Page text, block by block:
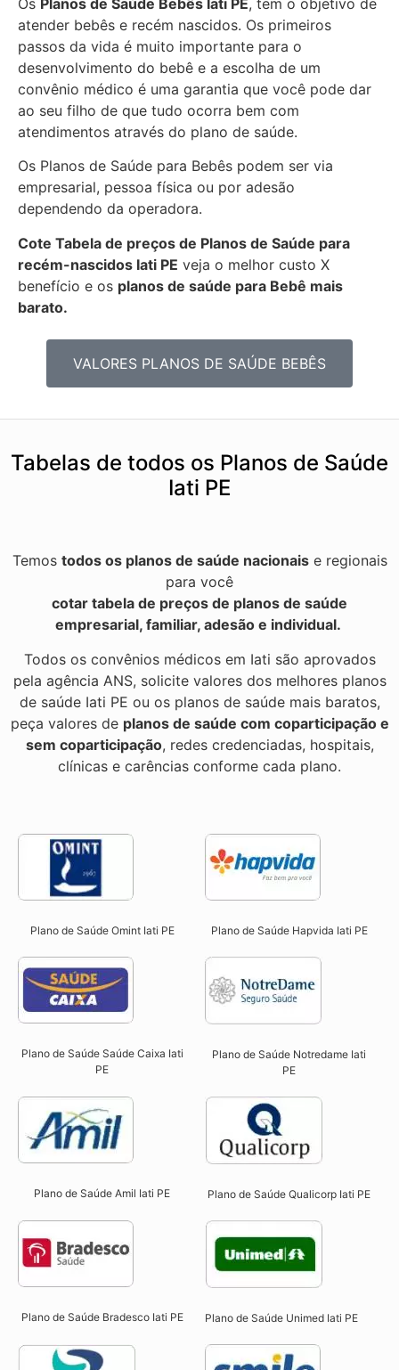
Os Planos de Saúde Bebês Iati PE, tem o objetivo de
atender bebês e recém nascidos. Os primeiros
passos da vida é muito importante para o
desenvolvimento do bebê e a escolha de um
convênio médico é uma garantia que você pode dar
ao seu filho de que tudo ocorra bem com
atendimentos através do plano de saúde.
Os Planos de Saúde para Bebês podem ser via
empresarial, pessoa física ou por adesão
dependendo da operadora.
Cote Tabela de preços de Planos de Saúde para
recém-nascidos Iati PE veja o melhor custo X
benefício e os planos de saúde para Bebê mais
barato.
VALORES PLANOS DE SAÚDE BEBÊS
Tabelas de todos os Planos de Saúde
Iati PE
Temos todos os planos de saúde nacionaise regionais
para você
cotar tabela de preços de planos de saúde
empresarial, familiar, adesão e individual.
Todos os convênios médicos em Iati são aprovados
pela agência ANS, solicite valores dos melhores planos
de saúde Iati PE ou os planos de saúde mais baratos,
peça valores de planos de saúde com coparticipação e
sem coparticipação, redes credenciadas, hospitais,
clínicas e carências conforme cada plano.
Plano de Saúde Omint Iati PE​ Plano de Saúde Hapvida Iati PE​
Plano de Saúde Saúde Caixa Iati
PE​
Plano de Saúde Notredame Iati
PE​
Plano de Saúde Amil Iati PE Plano de Saúde Qualicorp Iati PE​
Plano de Saúde Bradesco Iati PE Plano de Saúde Unimed Iati PE